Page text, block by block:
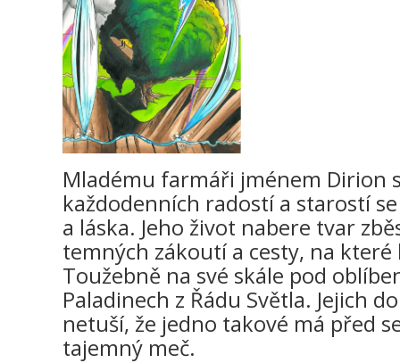
Mladému farmáři jménem Dirion
každodenních radostí a starostí
a láska. Jeho život nabere tvar
temných zákoutí a cesty, na
Toužebně na své skále pod
Paladinech z Řádu Světla. Jejich
netuší, že jedno takové má před
tajemný meč.